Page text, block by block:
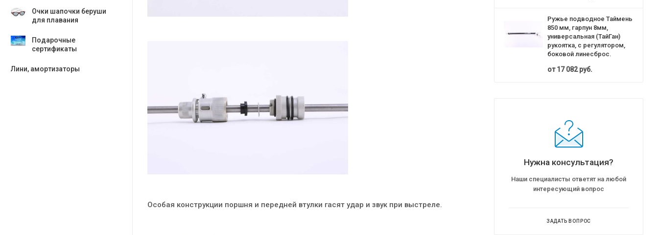
Очки шапочки беруши
для плавания
Подарочные
сертификаты
Лини, амортизаторы
Особая конструкции поршня и передней втулки гасят удар и звук при выстреле.
Ружье подводное Таймень
850 мм, гарпун 8мм,
универсальная (ТайГан)
рукоятка, с регулятором,
боковой линесброс.
от17 082 руб.
Нужна консультация?
Наши специалисты ответят на любой
интересующий вопрос
ЗАДАТЬ ВОПРОС